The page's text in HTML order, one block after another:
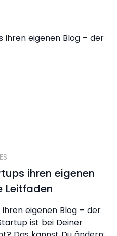
ihren eigenen
Leitfaden
eigenen Blog – der
ist bei Deiner